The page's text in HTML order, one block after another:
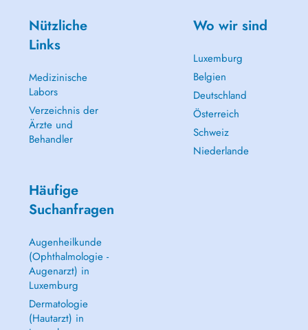
Nützliche
Links
Medizinische
Labors
Verzeichnis der
Ärzte und
Behandler
Wo wir sind
Luxemburg
Belgien
Deutschland
Österreich
Schweiz
Niederlande
Häufige
Suchanfragen
Augenheilkunde
(Ophthalmologie -
Augenarzt) in
Luxemburg
Dermatologie
(Hautarzt) in